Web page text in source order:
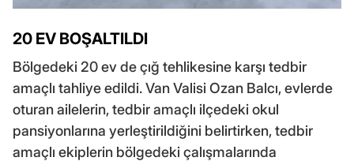
20 EV BOŞALTILDI
Bölgedeki 20 ev de çığ tehlikesine karşı tedbir
amaçlı tahliye edildi. Van Valisi Ozan Balcı, evlerde
oturan ailelerin, tedbir amaçlı ilçedeki okul
pansiyonlarına yerleştirildiğini belirtirken, tedbir
amaçlı ekiplerin bölgedeki çalışmalarında